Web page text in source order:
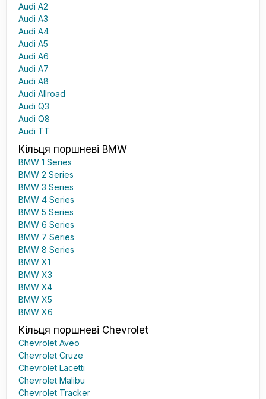
Audi A2
Audi A3
Audi A4
Audi A5
Audi A6
Audi A7
Audi A8
Audi Allroad
Audi Q3
Audi Q8
Audi TT
Кільця поршневі BMW
BMW 1 Series
BMW 2 Series
BMW 3 Series
BMW 4 Series
BMW 5 Series
BMW 6 Series
BMW 7 Series
BMW 8 Series
BMW X1
BMW X3
BMW X4
BMW X5
BMW X6
Кільця поршневі Chevrolet
Chevrolet Aveo
Chevrolet Cruze
Chevrolet Lacetti
Chevrolet Malibu
Chevrolet Tracker